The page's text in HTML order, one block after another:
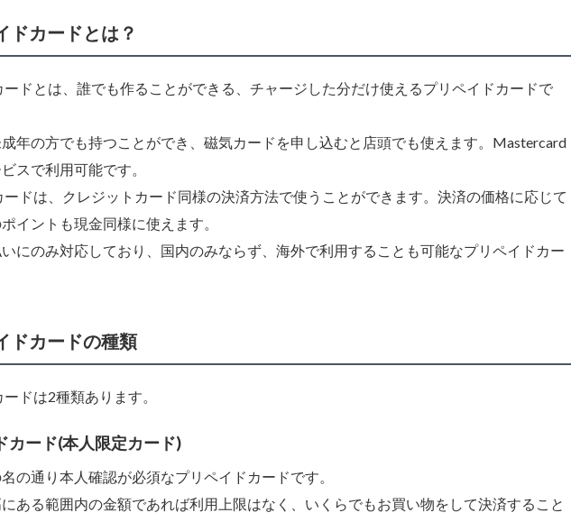
ドカードとは？
ドとは、誰でも作ることができる、チャージした分だけ使えるプリペイドカードで
年の方でも持つことができ、磁気カードを申し込むと店頭でも使えます。Mastercard
スで利用可能です。
ドは、クレジットカード同様の決済方法で使うことができます。決済の価格に応じて
イントも現金同様に使えます。
にのみ対応しており、国内のみならず、海外で利用することも可能なプリペイドカー
ドカードの種類
ドは2種類あります。
カード(本人限定カード)
の通り本人確認が必須なプリペイドカードです。
ある範囲内の金額であれば利用上限はなく、いくらでもお買い物をして決済すること